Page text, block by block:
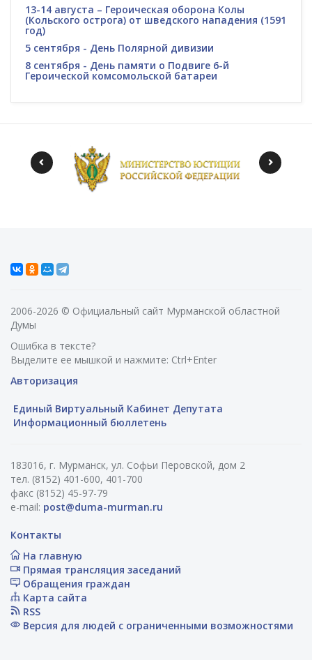
13-14 августа – Героическая оборона Колы
(Кольского острога) от шведского нападения (1591
год)
5 сентября - День Полярной дивизии
8 сентября - День памяти о Подвиге 6-й
Героической комсомольской батареи
2006-2026 © Официальный сайт Мурманской областной
Думы
Ошибка в тексте?
Выделите ее мышкой и нажмите: Ctrl+Enter
Авторизация
Единый Виртуальный Кабинет Депутата
Информационный бюллетень
183016, г. Мурманск, ул. Софьи Перовской, дом 2
тел. (8152) 401-600, 401-700
факс (8152) 45-97-79
e-mail: post@duma-murman.ru
Контакты
На главную
Прямая трансляция заседаний
Обращения граждан
Карта сайта
RSS
Версия для людей с ограниченными возможностями